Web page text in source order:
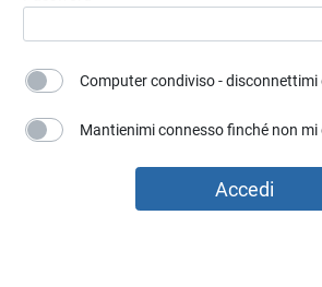
Computer condiviso - disconnettimi
Mantienimi connesso finché non
Accedi